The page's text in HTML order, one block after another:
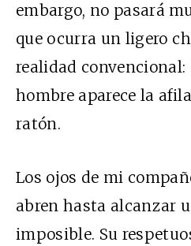
embargo, no pasará
que ocurra un ligero
realidad
hombre aparece la
ratón.
Los ojos de mi
abren hasta alcanzar
imposible. Su